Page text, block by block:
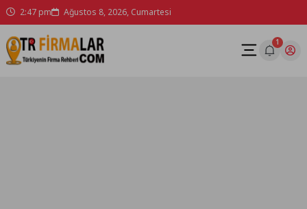
Skip
to
content
2:47 pm Ağustos 8, 2026, Cumartesi
1